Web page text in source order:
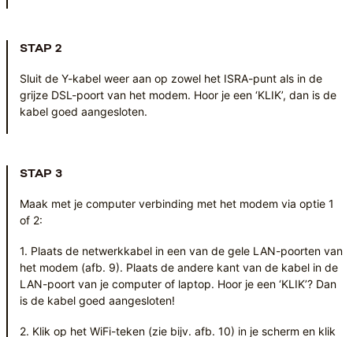
STAP 2
Sluit de Y-kabel weer aan op zowel het ISRA-punt als in de
grijze DSL-poort van het modem. Hoor je een ‘KLIK’, dan is de
kabel goed aangesloten.
STAP 3
Maak met je computer verbinding met het modem via optie 1
of 2:
1. Plaats de netwerkkabel in een van de gele LAN-poorten van
het modem (afb. 9). Plaats de andere kant van de kabel in de
LAN-poort van je computer of laptop. Hoor je een ‘KLIK’? Dan
is de kabel goed aangesloten!
2. Klik op het WiFi-teken (zie bijv. afb. 10) in je scherm en klik